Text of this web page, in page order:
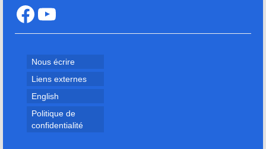
Facebook
YouTube
Nous écrire
Liens externes
English
Politique de
confidentialité